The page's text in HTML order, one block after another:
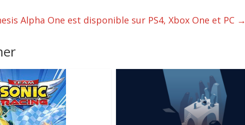
Alpha One est disponible sur PS4, Xbox One et PC →